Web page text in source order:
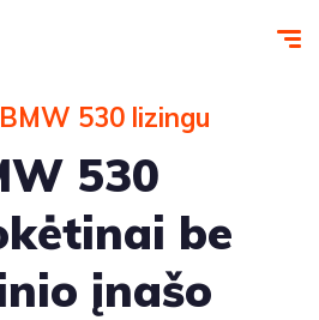
530 lizingu
530
be
įnašo